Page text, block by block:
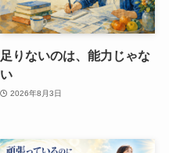
足りないのは、能力じゃな
い
2026年8月3日